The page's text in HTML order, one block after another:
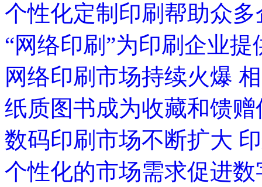
个性化定制印刷帮助众多
“网络印刷”为印刷企业
网络印刷市场持续火爆
纸质图书成为收藏和馈
数码印刷市场不断扩大
个性化的市场需求促进